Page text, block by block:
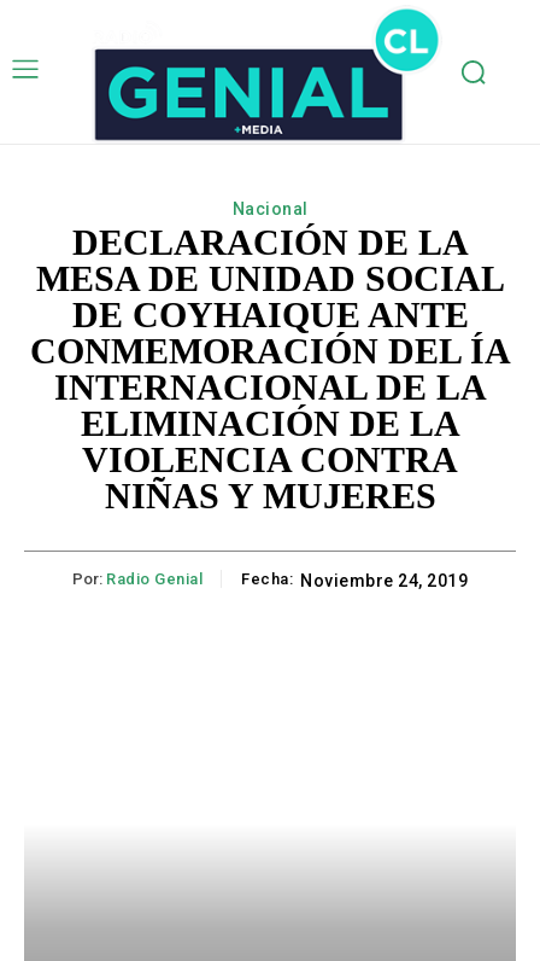
Nacional
DECLARACIÓN DE LA
MESA DE UNIDAD SOCIAL
DE COYHAIQUE ANTE
CONMEMORACIÓN DEL ÍA
INTERNACIONAL DE LA
ELIMINACIÓN DE LA
VIOLENCIA CONTRA
NIÑAS Y MUJERES
Por: Radio Genial Fecha: Noviembre 24, 2019